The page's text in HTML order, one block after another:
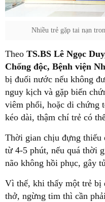
Nhiều trẻ gặp tai nạn
Theo TS.BS Lê Ngọc
Chống độc, Bệnh viện
bị đuối nước nếu không
nguy kịch và gặp biến
viêm phổi, hoặc di chứng
kéo dài, thậm chí trẻ có
Thời gian chịu đựng thiếu
từ 4-5 phút, nếu quá thời
não không hồi phục, gây
Vì thế, khi thấy một trẻ bị
thở, ngừng tim thì cần